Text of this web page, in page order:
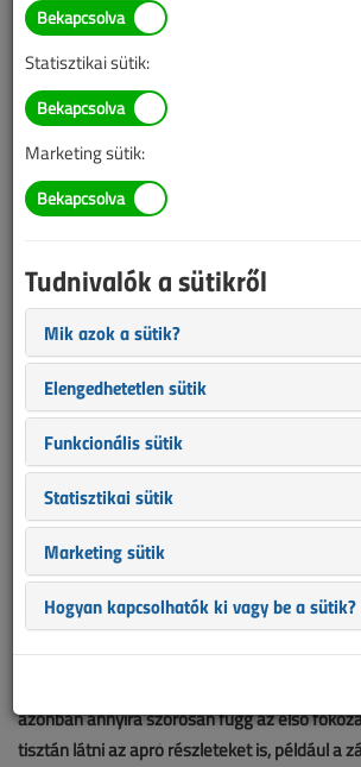
Eszközeink Villámvédelem
Túlfeszültség-
2003/4. lapszám|
Figylem! Ez a cikk 23 éve frissült utoljára. A
információk mára aktualitásukat
helyenként hiányos lehet (képek, táblázatok
Alighanem sokan gondolják, hogy a „B”
levezetők témája lerágott csont. A védelem
azonban annyira szorosan függ az első
tisztán látni az apró részleteket is, például a
Statisztikai sütik:
Marketing sütik:
Tudnivalók a sütikről
Mik azok a sütik?
Elengedhetetlen sütik
Funkcionális sütik
Statisztikai sütik
Marketing sütik
Hogyan kapcsolhatók ki vagy be a sütik?